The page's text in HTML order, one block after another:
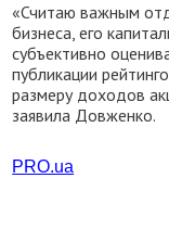
«Считаю важным
бизнеса, его
субъективно
публикации
размеру доходов
заявила Довженко.
PRO.ua